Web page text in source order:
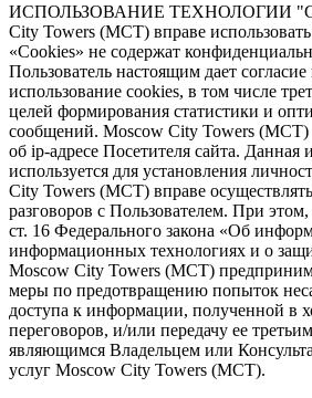
ИСПОЛЬЗОВАНИЕ ТЕХНОЛОГИИ
City Towers (МСТ) вправе
«Cookies» не содержат
Пользователь настоящим дает
использование cookies, в том числе
целей формирования статистики и
сообщений. Moscow City Towers
об ip-адресе Посетителя сайта. Данная
используется для установления
City Towers (МСТ) вправе
разговоров с Пользователем. При
ст. 16 Федерального закона «Об
информационных технологиях и о
Moscow City Towers (МСТ)
меры по предотвращению попыток
доступа к информации, полученной в
переговоров, и/или передачу ее
являющимся Владельцем или
услуг Moscow City Towers (МСТ).